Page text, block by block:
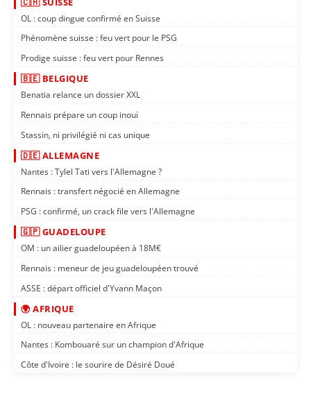
OL : coup dingue confirmé en Suisse
Phénomène suisse : feu vert pour le PSG
Prodige suisse : feu vert pour Rennes
🇧🇪 BELGIQUE
Benatia relance un dossier XXL
Rennais prépare un coup inouï
Stassin, ni privilégié ni cas unique
🇩🇪 ALLEMAGNE
Nantes : Tylel Tati vers l'Allemagne ?
Rennais : transfert négocié en Allemagne
PSG : confirmé, un crack file vers l'Allemagne
🇬🇵 GUADELOUPE
OM : un ailier guadeloupéen à 18M€
Rennais : meneur de jeu guadeloupéen trouvé
ASSE : départ officiel d'Yvann Maçon
🌍 AFRIQUE
OL : nouveau partenaire en Afrique
Nantes : Kombouaré sur un champion d'Afrique
Côte d'Ivoire : le sourire de Désiré Doué